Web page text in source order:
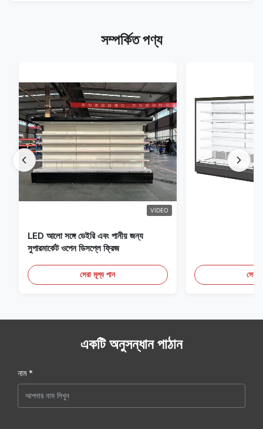
সম্পর্কিত পণ্য
VIDEO
LED আলো সঙ্গে ডেইরি এবং পানীয় জন্য
সুপারমার্কেট ওপেন ডিসপ্লে ফ্রিজ
সেরা মূল্য পান সেরা
একটি অনুসন্ধান পাঠান
নাম *